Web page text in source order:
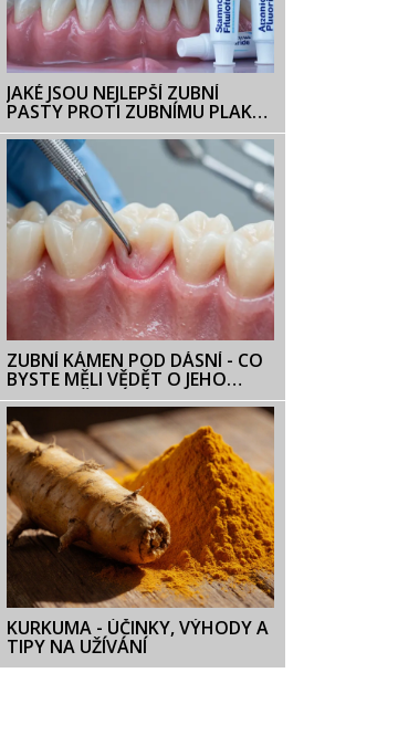
JAKÉ JSOU NEJLEPŠÍ ZUBNÍ
PASTY PROTI ZUBNÍMU PLAKU
V ROCE 2026?
ZUBNÍ KÁMEN POD DÁSNÍ - CO
BYSTE MĚLI VĚDĚT O JEHO
ODSTRAŇOVÁNÍ
KURKUMA - ÚČINKY, VÝHODY A
TIPY NA UŽÍVÁNÍ